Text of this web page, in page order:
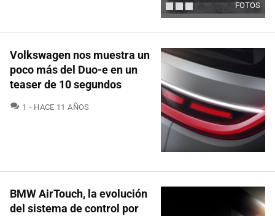
FOTOS
Volkswagen nos muestra un
poco más del Duo-e en un
teaser de 10 segundos
1 COMENTARIOS
HACE 11 AÑOS
BMW AirTouch, la evolución
del sistema de control por